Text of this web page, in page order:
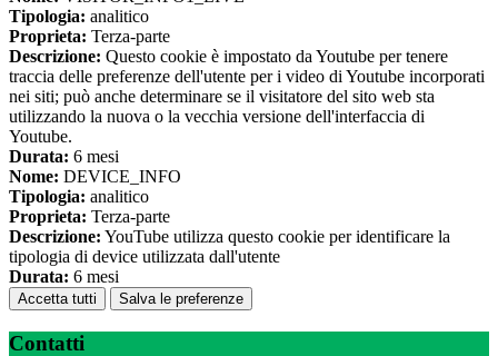
Tipologia: analitico
Proprieta: Terza-parte
Descrizione: Questo cookie è impostato da Youtube per tenere
traccia delle preferenze dell'utente per i video di Youtube incorporati
nei siti; può anche determinare se il visitatore del sito web sta
utilizzando la nuova o la vecchia versione dell'interfaccia di
Youtube.
Durata: 6 mesi
Nome: DEVICE_INFO
Tipologia: analitico
Proprieta: Terza-parte
Descrizione: YouTube utilizza questo cookie per identificare la
tipologia di device utilizzata dall'utente
Durata: 6 mesi
Accetta tutti Salva le preferenze
Contatti